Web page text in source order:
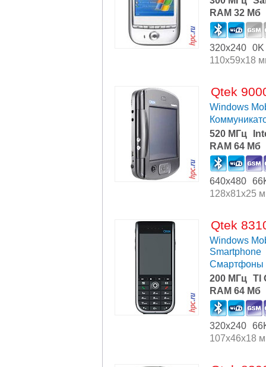
RAM 32 Мб
320x240 0K
110x59x18
Qtek
Windows
520 МГц
RAM 64 Мб
640x480
128x81x25
Qtek
Windows
Smartphone
Смартфоны
200 МГц TI
RAM 64 Мб
320x240
107x46x18